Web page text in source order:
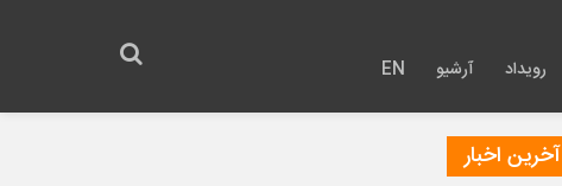
رویداد آرشیو EN
آخرین اخبار